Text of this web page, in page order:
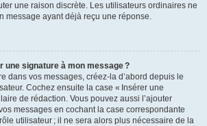
une raison discrète. Les utilisateurs ordinaires ne
message ayant déjà reçu une réponse.
une signature à mon message ?
dans vos messages, créez-la d’abord depuis le
Cochez ensuite la case « Insérer une
de rédaction. Vous pouvez aussi l’ajouter
messages en cochant la case correspondante
utilisateur ; il ne sera alors plus nécessaire de la